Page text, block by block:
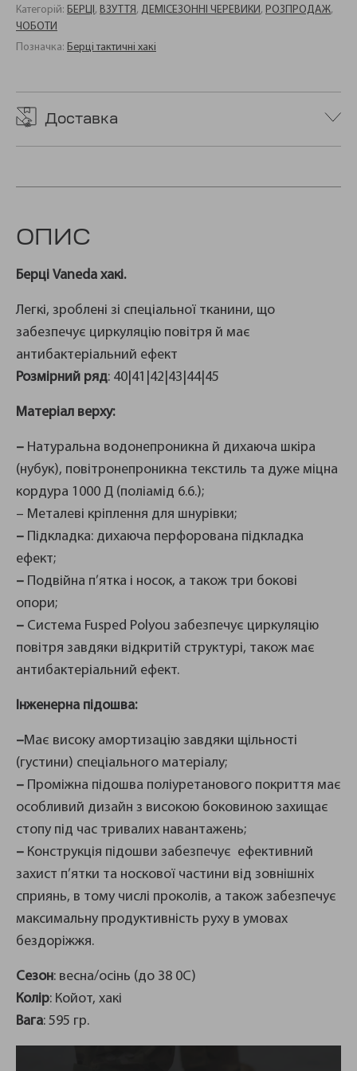
Категорій: БЕРЦІ, ВЗУТТЯ, ДЕМІСЕЗОННІ ЧЕРЕВИКИ, РОЗПРОДАЖ,
ЧОБОТИ
Позначка: Берці тактичні хакі
Доставка
ОПИС
Берці Vaneda хакі.
Легкі, зроблені зі спеціальної тканини, що
забезпечує циркуляцію повітря й має
антибактеріальний ефект
Розмірний ряд: 40|41|42|43|44|45
Матеріал верху:
– Натуральна водонепроникна й дихаюча шкіра
(нубук), повітронепроникна текстиль та дуже міцна
кордура 1000 Д (поліамід 6.6.);
– Металеві кріплення для шнурівки;
– Підкладка: дихаюча перфорована підкладка
ефект;
– Подвійна п’ятка і носок, а також три бокові
опори;
– Система Fusped Polyou забезпечує циркуляцію
повітря завдяки відкритій структурі, також має
антибактеріальний ефект.
Інженерна підошва:
–Має високу амортизацію завдяки щільності
(густини) спеціального матеріалу;
– Проміжна підошва поліуретанового покриття має
особливий дизайн з високою боковиною захищає
стопу під час тривалих навантажень;
– Конструкція підошви забезпечує ефективний
захист п’ятки та носкової частини від зовнішніх
сприянь, в тому числі проколів, а також забезпечує
максимальну продуктивність руху в умовах
бездоріжжя.
Сезон: весна/осінь (до 38 0С)
Колір: Койот, хакі
Вага: 595 гр.